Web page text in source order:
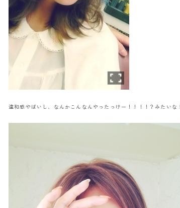
違和感やばいし、なんかこんなんやったっけー！！！！？みたいな